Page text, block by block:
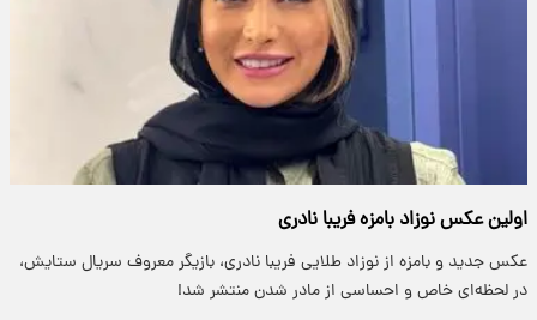
اولین عکس نوزاد بامزه فریبا نادری
عکس جدید و بامزه از نوزاد طلایی فریبا نادری، بازیگر معروف سریال ستایش،
در لحظه‌ای خاص و احساسی از مادر شدن منتشر شد!